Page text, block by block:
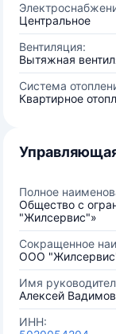
Центральное
Вентиляция:
Вытяжная
Система
Квартирное
Полное
Общество с
"Жилсервис"»
Сокращенное
ООО
Имя
Алексей
ИНН: